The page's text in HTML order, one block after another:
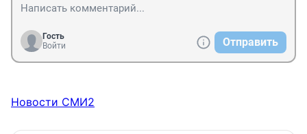
Гость
Войти
Отправить
Новости СМИ2